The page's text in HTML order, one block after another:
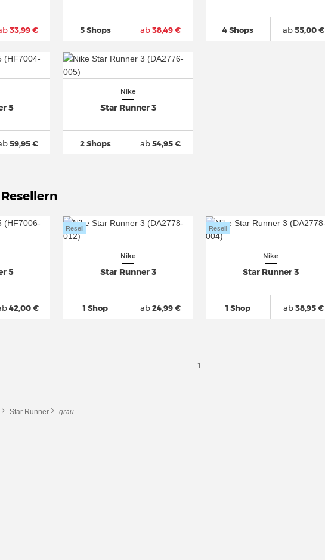
33,99 € 5 Shops ab38,49 € 4 Shops ab55,00 €
5
59,95 €
Nike
Star Runner 3
2 Shops ab54,95 €
5
42,00 €
Nike
Star Runner 3
1 Shop
Resell
ab24,99 €
Nike
Star Runner 3
1 Shop
Resell
ab38,95 €
1
Star Runner grau